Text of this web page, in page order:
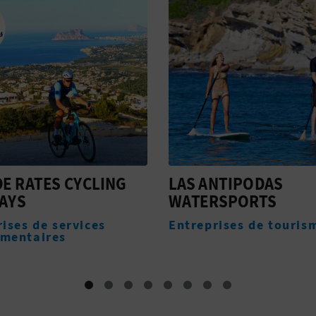
de tourisme actif
TOURIST INFO CALPE
LEVANTE
Offices de tourisme